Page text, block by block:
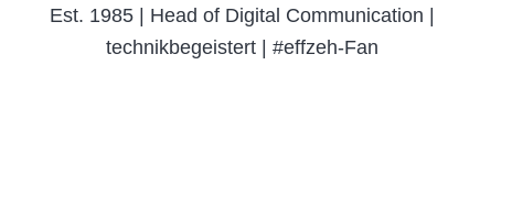
Est. 1985 | Head of Digital Communication |
technikbegeistert | #effzeh-Fan